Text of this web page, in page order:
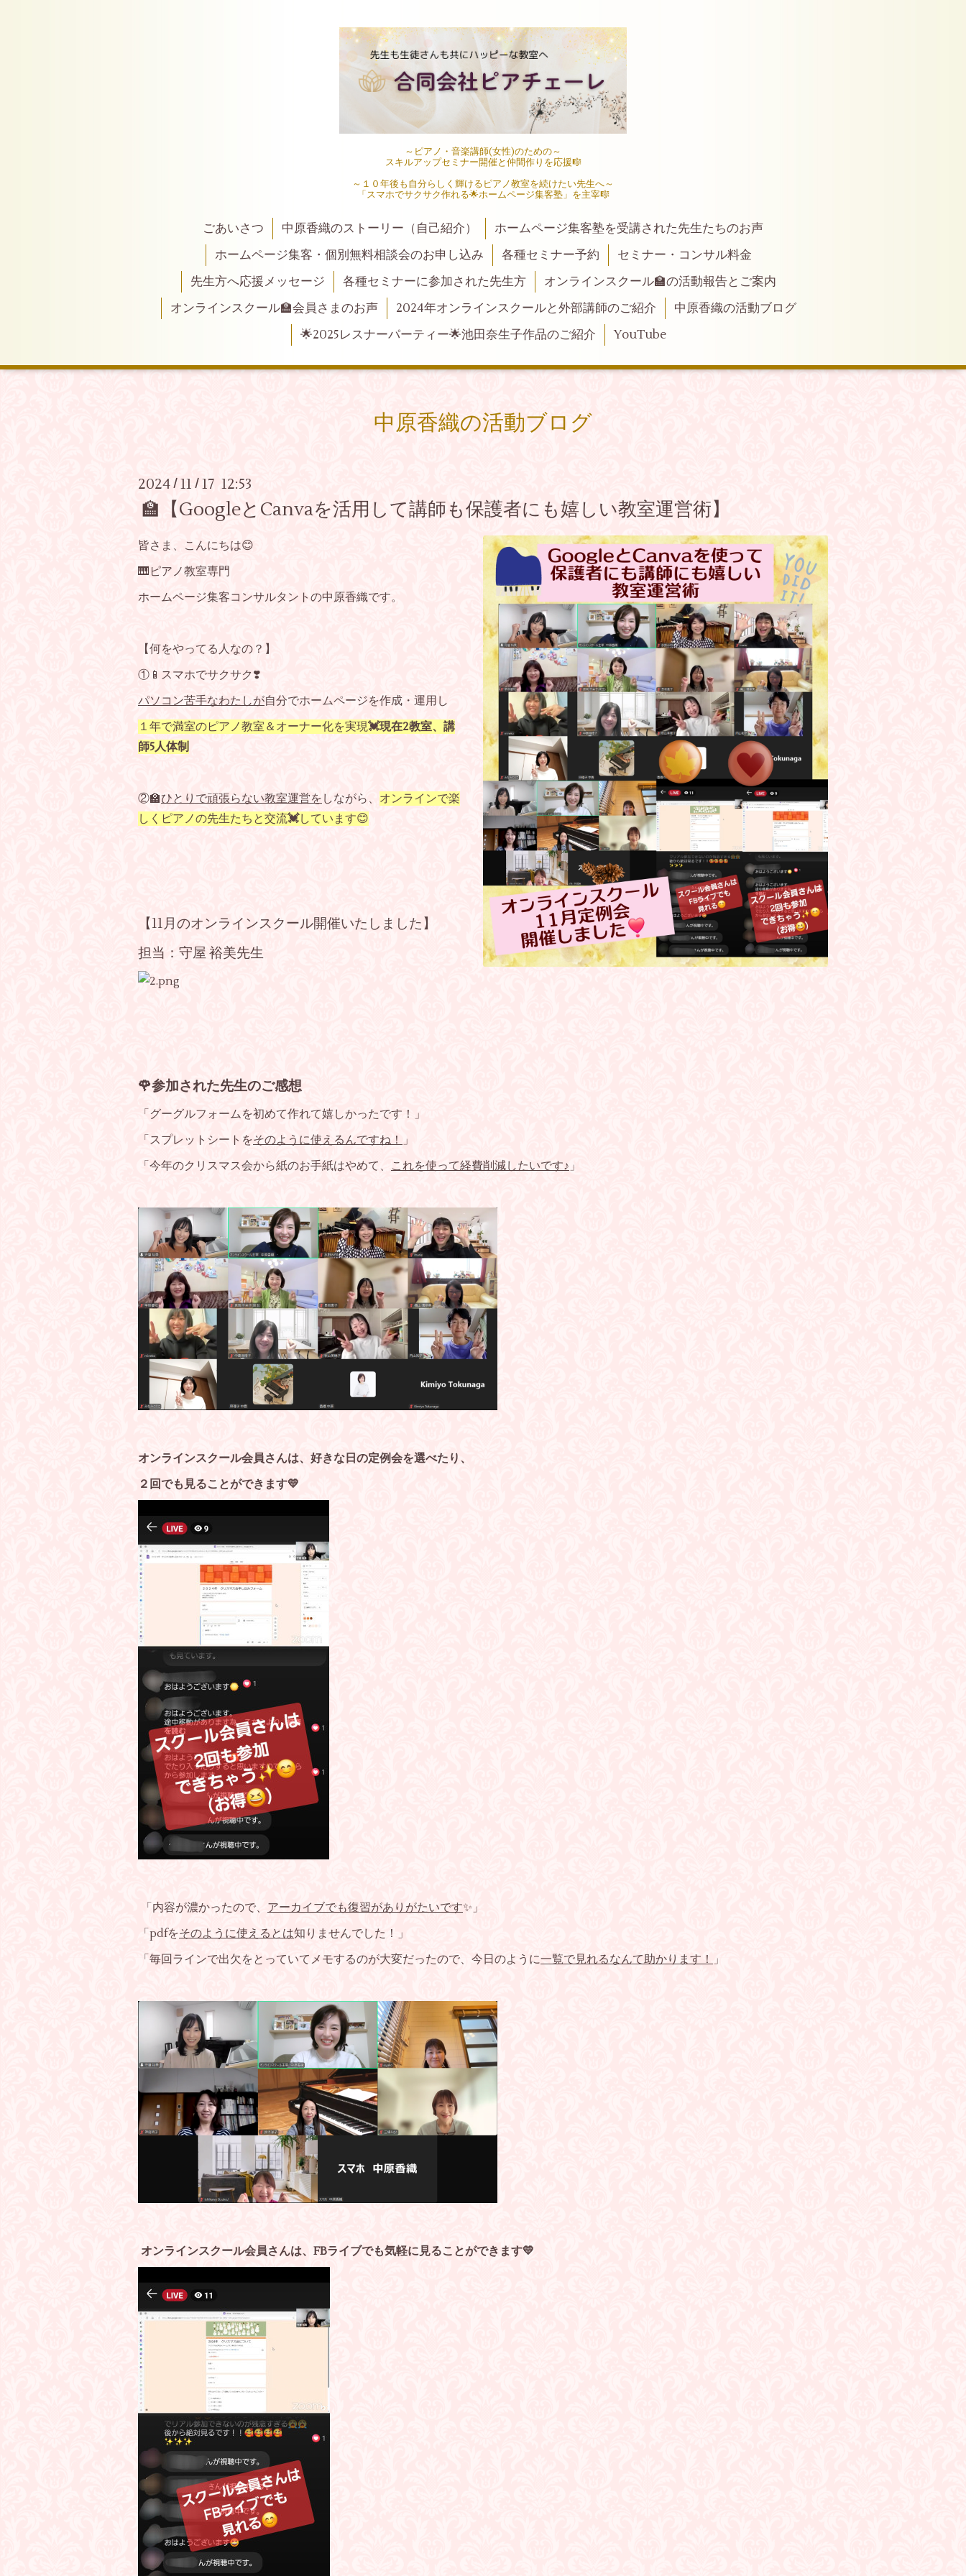
～ピアノ・音楽講師(女性)のための～
スキルアップセミナー開催と仲間作りを応援🎼
～１０年後も自分らしく輝けるピアノ教室を続けたい先生へ～
「スマホでサクサク作れる🌟ホームページ集客塾」を主宰🎼
ごあいさつ 中原香織のストーリー（自己紹介）
ホームページ集客塾を受講された先生たちのお声
ホームページ集客・個別無料相談会のお申し込み
各種セミナー予約
セミナー・コンサル料金
先生方へ応援メッセージ
各種セミナーに参加された先生方
オンラインスクール🏫の活動報告とご案内
オンラインスクール🏫会員さまのお声
2024年オンラインスクールと外部講師のご紹介
中原香織の活動ブログ
🌟2025レスナーパーティー🌟池田奈生子作品のご紹介
YouTube
中原香織の活動ブログ
2024 / 11 / 17 12:53
🏫【GoogleとCanvaを活用して講師も保護者にも嬉しい教室運営術】
皆さま、こんにちは😊
🎹ピアノ教室専門
ホームページ集客コンサルタントの中原香織です。
【何をやってる人なの？】
①📱スマホでサクサク❣️
パソコン苦手なわたしが自分でホームページを作成・運用し
１年で満室のピアノ教室＆オーナー化を実現💓現在2教室、講
師5人体制
②🏫ひとりで頑張らない教室運営を しながら、 オンラインで楽
しくピアノの先生たちと交流💓しています😊
【11月のオンラインスクール開催いたしました】
担当：守屋 裕美先生
🌹参加された先生のご感想
「グーグルフォームを初めて作れて嬉しかったです！」
「スプレットシートをそのように使えるんですね！ 」
「今年のクリスマス会から紙のお手紙はやめて、 これを使って経費削減したいです♪ 」
オンラインスクール会員さんは、好きな日の定例会を選べたり、
２回でも見ることができます💛
「内容が濃かったので、 アーカイブでも復習がありがたいです✨」
「pdfをそのように使えるとは知りませんでした！」
「毎回ラインで出欠をとっていてメモするのが大変だったので、今日のように一覧で見れるなんて助かります！ 」
オンラインスクール会員さんは、FBライブでも気軽に見ることができます💛